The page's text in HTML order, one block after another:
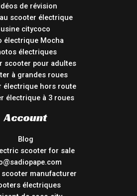
de révision
scooter électrique
usine citycoco
électrique Mocha
électriques
scooter pour adultes
à grandes roues
électrique hors route
électrique à 3 roues
Account
Blog
scooter for sale
manufacturer
électriques